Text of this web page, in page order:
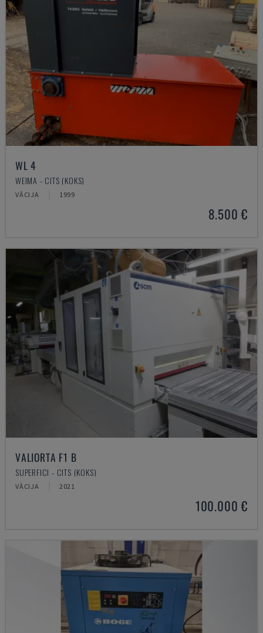
WL 4
WEIMA - CITS (KOKS)
VĀCIJA 1999
8.500 €
VALIORTA F1 B
SUPERFICI - CITS (KOKS)
VĀCIJA 2021
100.000 €